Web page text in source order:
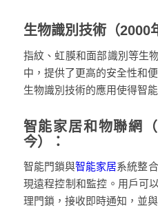
生物識別技術（2000
指紋、虹膜和面部識別等生
中，提供了更高的安全性和便
生物識別技術的應用使得智
智能家居和物聯網
今）：
智能門鎖與智能家居系統整
現遠程控制和監控。用戶可
理門鎖，接收即時通知，並